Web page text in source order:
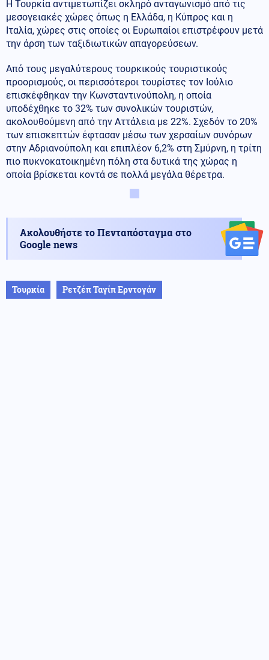
Η Τουρκία αντιμετωπίζει σκληρό ανταγωνισμό από τις
μεσογειακές χώρες όπως η Ελλάδα, η Κύπρος και η
Ιταλία, χώρες στις οποίες οι Ευρωπαίοι επιστρέφουν μετά
την άρση των ταξιδιωτικών απαγορεύσεων.
Από τους μεγαλύτερους τουρκικούς τουριστικούς
προορισμούς, οι περισσότεροι τουρίστες τον Ιούλιο
επισκέφθηκαν την Κωνσταντινούπολη, η οποία
υποδέχθηκε το 32% των συνολικών τουριστών,
ακολουθούμενη από την Αττάλεια με 22%. Σχεδόν το 20%
των επισκεπτών έφτασαν μέσω των χερσαίων συνόρων
στην Αδριανούπολη και επιπλέον 6,2% στη Σμύρνη, η τρίτη
πιο πυκνοκατοικημένη πόλη στα δυτικά της χώρας η
οποία βρίσκεται κοντά σε πολλά μεγάλα θέρετρα.
Ακολουθήστε το Πενταπόσταγμα στο
Google news
Τουρκία Ρετζέπ Ταγίπ Ερντογάν